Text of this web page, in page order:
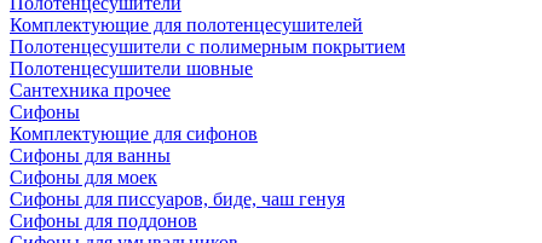
Комплектующие для полотенцесушителей
Полотенцесушители с полимерным покрытием
Полотенцесушители шовные
Сантехника прочее
Сифоны
Комплектующие для сифонов
Сифоны для ванны
Сифоны для моек
Сифоны для писсуаров, биде, чаш генуя
Сифоны для поддонов